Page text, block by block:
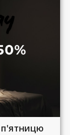
п'ятницю